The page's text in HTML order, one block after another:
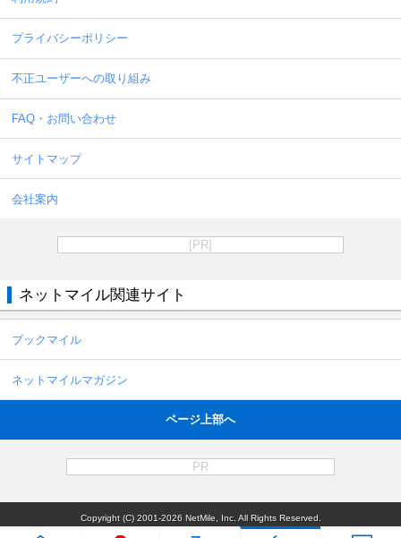
プライバシーポリシー
不正ユーザーへの取り組み
FAQ・お問い合わせ
サイトマップ
会社案内
[PR]
ネットマイル関連サイト
ブックマイル
ネットマイルマガジン
ページ上部へ
PR
Copyright (C) 2001-2026 NetMile, Inc. All Rights Reserved.